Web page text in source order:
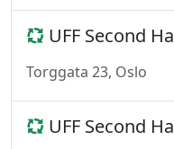
UFF Second
Torggata 23, Oslo
UFF Second